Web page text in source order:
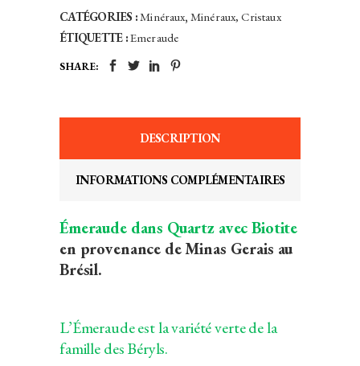
polie
-
Brésil
quantity
CATÉGORIES :Minéraux, Minéraux, Cristaux
ÉTIQUETTE :Emeraude
SHARE:
DESCRIPTION
INFORMATIONS COMPLÉMENTAIRES
Émeraude dans Quartz avec Biotite
en provenance de Minas Gerais au
Brésil.
L’Émeraude est la variété verte de la
famille des Béryls.